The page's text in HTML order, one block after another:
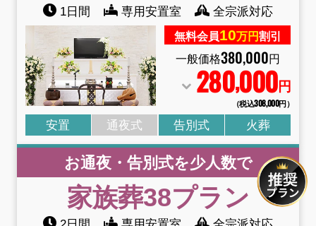
1日間 専用安置室 全宗派対応
無料会員10万円割引
一般価格380,000円
280,000円
（税込308,000円）
安置 通夜式 告別式 火葬
お通夜・告別式を少人数で
家族葬38プラン